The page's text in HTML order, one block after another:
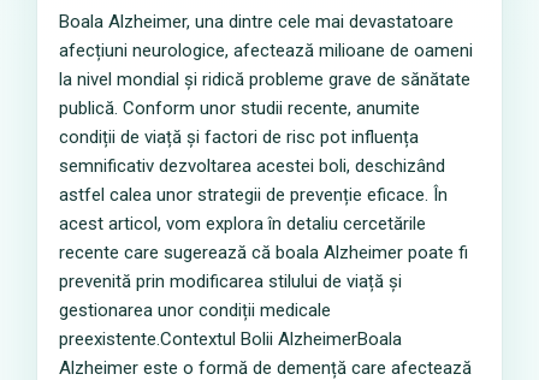
Boala Alzheimer, una dintre cele mai devastatoare
afecțiuni neurologice, afectează milioane de oameni
la nivel mondial și ridică probleme grave de sănătate
publică. Conform unor studii recente, anumite
condiții de viață și factori de risc pot influența
semnificativ dezvoltarea acestei boli, deschizând
astfel calea unor strategii de prevenție eficace. În
acest articol, vom explora în detaliu cercetările
recente care sugerează că boala Alzheimer poate fi
prevenită prin modificarea stilului de viață și
gestionarea unor condiții medicale
preexistente.Contextul Bolii AlzheimerBoala
Alzheimer este o formă de demență care afectează